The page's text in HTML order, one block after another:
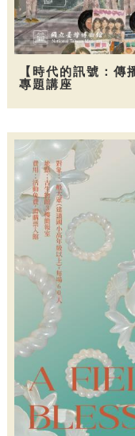
【時代的訊號：傳
專題講座